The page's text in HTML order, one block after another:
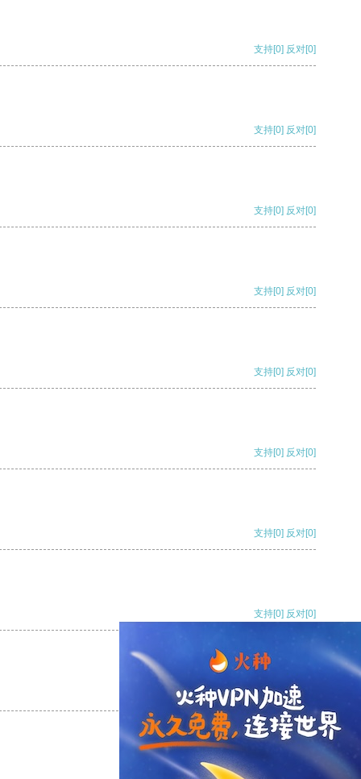
支持[0] 反对[0]
支持[0] 反对[0]
支持[0] 反对[0]
支持[0] 反对[0]
支持[0] 反对[0]
支持[0] 反对[0]
支持[0] 反对[0]
支持[0] 反对[0]
支持[0] 反对
支持